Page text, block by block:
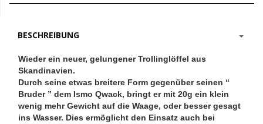
BESCHREIBUNG
Wieder ein neuer, gelungener Trollinglöffel aus
Skandinavien.
Durch seine etwas breitere Form gegenüber seinen “
Bruder ” dem Ismo Qwack, bringt er mit 20g ein klein
wenig mehr Gewicht auf die Waage, oder besser gesagt
ins Wasser. Dies ermöglicht den Einsatz auch bei